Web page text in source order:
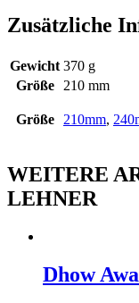
Zusätzliche
Gewicht 370 g
Größe
210 mm
Größe 210mm,
WEITERE
LEHNER
Dhow